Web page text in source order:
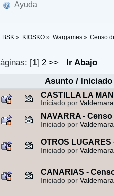
Ayuda
BSK » KIOSKO» Wargames» Censo
[1] 2 >>
Ir Abajo
Asunto/
CASTILLA LA
Iniciado por
NAVARRA -
Iniciado por
OTROS
Iniciado por
CANARIAS -
Iniciado por